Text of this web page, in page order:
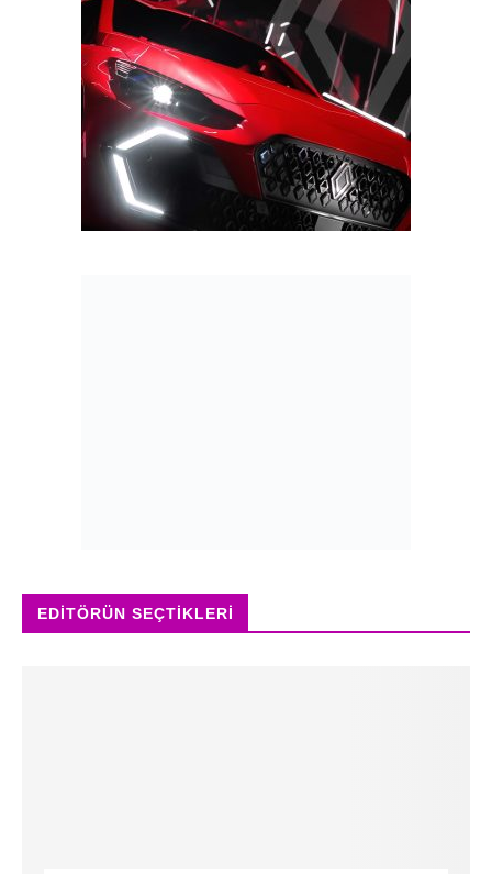
EDITÖRÜN SEÇTIKLERI